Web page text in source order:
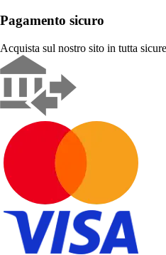
Pagamento sicuro
Acquista sul nostro sito in tutta